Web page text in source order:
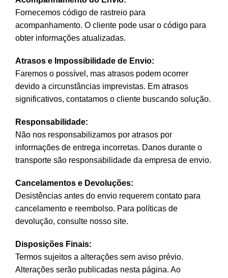
Fornecemos código de rastreio para
acompanhamento. O cliente pode usar o código para
obter informações atualizadas.
Atrasos e Impossibilidade de Envio:
Faremos o possível, mas atrasos podem ocorrer
devido a circunstâncias imprevistas. Em atrasos
significativos, contatamos o cliente buscando solução.
Responsabilidade:
Não nos responsabilizamos por atrasos por
informações de entrega incorretas. Danos durante o
transporte são responsabilidade da empresa de envio.
Cancelamentos e Devoluções:
Desistências antes do envio requerem contato para
cancelamento e reembolso. Para políticas de
devolução, consulte nosso site.
Disposições Finais:
Termos sujeitos a alterações sem aviso prévio.
Alterações serão publicadas nesta página. Ao